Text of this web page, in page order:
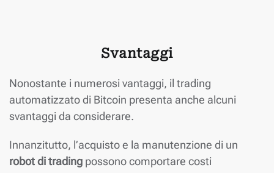
Svantaggi
Nonostante i numerosi vantaggi, il trading
automatizzato di Bitcoin presenta anche alcuni
svantaggi da considerare.
Innanzitutto, l’acquisto e la manutenzione di un
robot di trading possono comportare costi